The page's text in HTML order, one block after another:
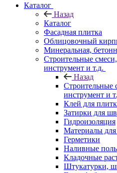
Каталог
Назад
Каталог
Фасадная плитка
Облицовочный
Минеральная,
Строительные
инструмент и т.д.
Назад
Строительные
инструмент и
Клей для
Затирки для
Гидроизоляция
Материалы для
Герметики
Наливные
Кладочные
Штукатурки,